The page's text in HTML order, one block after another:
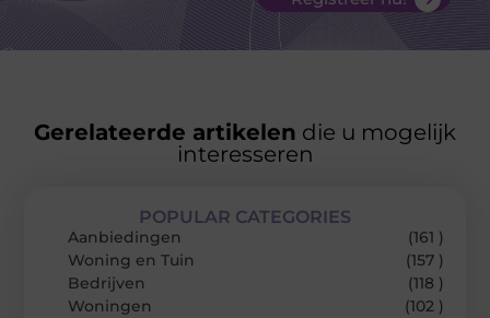
Gerelateerde artikelen die u mogelijk
interesseren
POPULAR CATEGORIES
Aanbiedingen
(161 )
Woning en Tuin
(157 )
Bedrijven
(118 )
Woningen
(102 )